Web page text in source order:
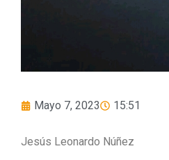
Mayo 7, 2023 15:51
Jesús Leonardo Núñez